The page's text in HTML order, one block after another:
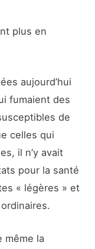
plus en
aujourd’hui
fumaient des
de
celles qui
il n’y avait
pour la santé
« légères » et
même la